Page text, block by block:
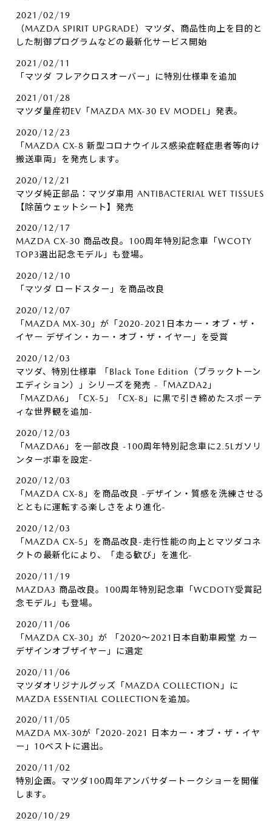
2021/02/19
（MAZDA SPIRIT UPGRADE）マツダ、商品性向上を目的と
した制御プログラムなどの最新化サービス開始
2021/02/11
「マツダ フレアクロスオーバー」に特別仕様車を追加
2021/01/28
マツダ量産初EV「MAZDA MX-30 EV MODEL」発表。
2020/12/23
「MAZDA CX-8 新型コロナウイルス感染症軽症患者等向け
搬送車両」を発売します。
2020/12/21
マツダ純正部品：マツダ車用 ANTIBACTERIAL WET TISSUES
【除菌ウェットシート】発売
2020/12/17
MAZDA CX-30 商品改良。100周年特別記念車「WCOTY
TOP3選出記念モデル」も登場。
2020/12/10
「マツダ ロードスター」を商品改良
2020/12/07
「MAZDA MX-30」が「2020-2021日本カー・オブ・ザ・
イヤー デザイン・カー・オブ・ザ・イヤー」を受賞
2020/12/03
マツダ、特別仕様車 「Black Tone Edition（ブラックトーン
エディション）」シリーズを発売 -「MAZDA2」
「MAZDA6」「CX-5」「CX-8」に黒で引き締めたスポーテ
ィな世界観を追加-
2020/12/03
「MAZDA6」を一部改良 -100周年特別記念車に2.5Lガソリ
ンターボ車を設定-
2020/12/03
「MAZDA CX-8」を商品改良 -デザイン・質感を洗練させる
とともに運転する楽しさをより進化-
2020/12/03
「MAZDA CX-5」を商品改良-走行性能の向上とマツダコネ
クトの最新化により、「走る歓び」を進化-
2020/11/19
MAZDA3 商品改良。100周年特別記念車「WCDOTY受賞記
念モデル」も登場。
2020/11/06
「MAZDA CX-30」が 「2020～2021日本自動車殿堂 カー
デザインオブザイヤー」に選定
2020/11/06
マツダオリジナルグッズ「MAZDA COLLECTION」に
MAZDA ESSENTIAL COLLECTIONを追加。
2020/11/05
MAZDA MX-30が「2020-2021 日本カー・オブ・ザ・イヤ
ー」10ベストに選出。
2020/11/02
特別企画。マツダ100周年アンバサダートークショーを開催
します。
2020/10/29